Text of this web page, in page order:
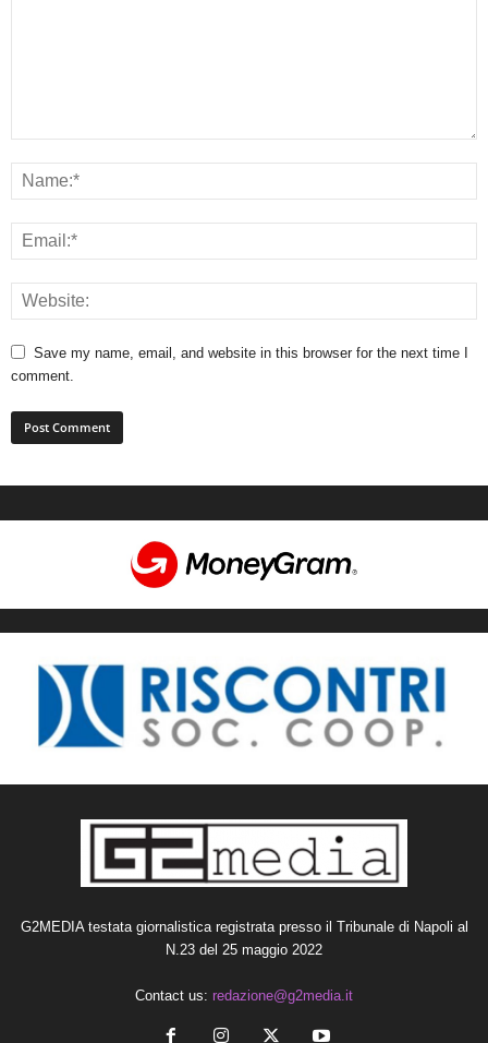
Save my name, email, and website in this browser for the next time I
comment.
G2MEDIA testata giornalistica registrata presso il Tribunale di Napoli al
N.23 del 25 maggio 2022
Contact us: redazione@g2media.it